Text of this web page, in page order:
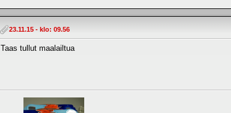
23.11.15 - klo: 09.56
Taas tullut maalailtua